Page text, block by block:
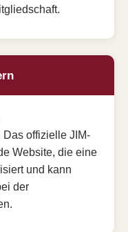
Das offizielle JIM-
Website, die eine
und kann
der